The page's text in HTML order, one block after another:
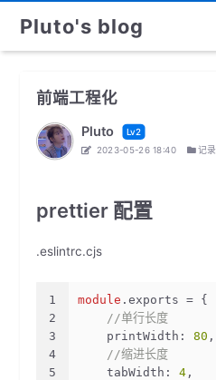
Pluto's blog
前端工程化
Pluto
Lv2
2023-05-26 18:40
记录
prettier 配置
.eslintrc.cjs
1
2
3
4
5
module .exports = {
//单行长度
printWidth : 80 ,
//缩进长度
tabWidth : 4 ,